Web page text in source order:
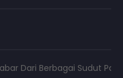
Berbagai Sudut